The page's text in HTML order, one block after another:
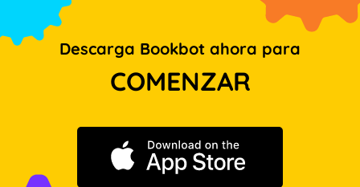
Descarga Bookbot ahora para
COMENZAR
Descargar en App Store